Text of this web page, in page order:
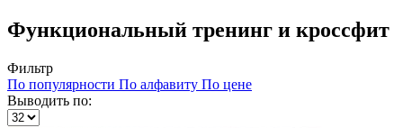
Функциональный тренинг и кроссфит
Фильтр
По популярности По алфавиту По цене
Выводить по: